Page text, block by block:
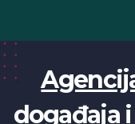
content
događaja